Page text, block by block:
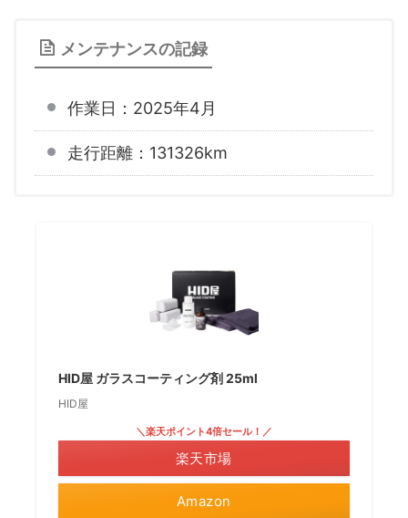
メンテナンスの記録
作業日：2025年4月
走行距離：131326km
HID屋 ガラスコーティング剤 25ml
HID屋
Amazon
＼楽天ポイント4倍セール！／
楽天市場